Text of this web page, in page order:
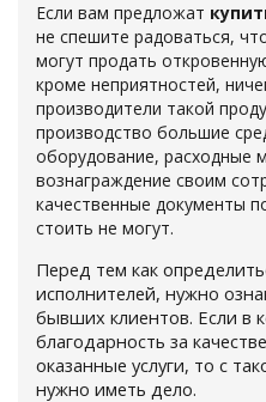
Если вам предложат
не спешите радоваться,
могут продать
кроме неприятностей,
производители такой
производство большие
оборудование, расходные
вознаграждение своим
качественные документы
стоить не могут.
Перед тем как
исполнителей, нужно
бывших клиентов. Если в
благодарность за
оказанные услуги, то с
нужно иметь дело.